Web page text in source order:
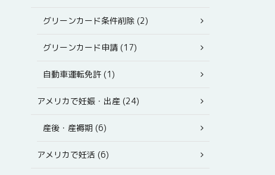
グリーンカード条件削除 (2)
グリーンカード申請 (17)
自動車運転免許 (1)
アメリカで妊娠・出産 (24)
産後・産褥期 (6)
アメリカで妊活 (6)